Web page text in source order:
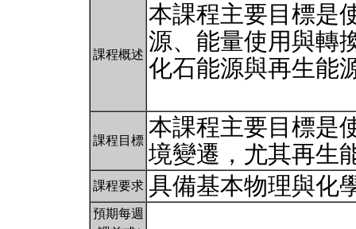
課程概述
本課程主要目標是
源、能量使用與轉
化石能源與再生能
課程目標 本課程主要目標是
境變遷，尤其再生
課程要求 具備基本物理與化
預期每週